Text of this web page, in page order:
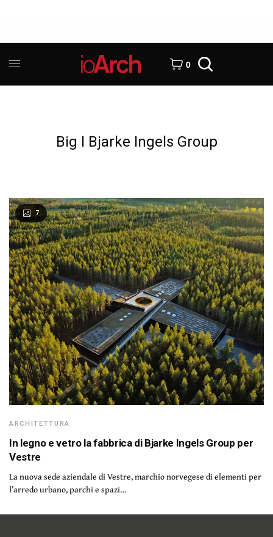
0
Big I Bjarke Ingels Group
7
ARCHITETTURA
In legno e vetro la fabbrica di Bjarke Ingels Group per
Vestre
La nuova sede aziendale di Vestre, marchio norvegese di elementi per
l’arredo urbano, parchi e spazi…